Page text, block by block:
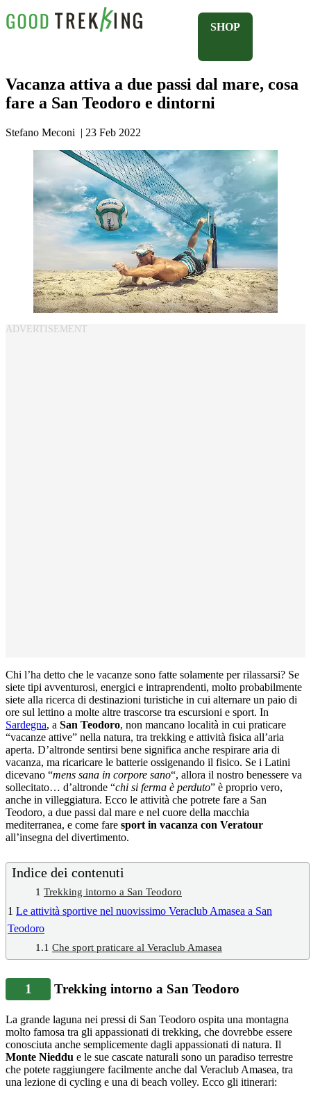
SHOP
Vacanza attiva a due passi dal mare, cosa
fare a San Teodoro e dintorni
Stefano Meconi | 23 Feb 2022
Chi l’ha detto che le vacanze sono fatte solamente per rilassarsi? Se
siete tipi avventurosi, energici e intraprendenti, molto probabilmente
siete alla ricerca di destinazioni turistiche in cui alternare un paio di
ore sul lettino a molte altre trascorse tra escursioni e sport. In
Sardegna, a San Teodoro, non mancano località in cui praticare
“vacanze attive” nella natura, tra trekking e attività fisica all’aria
aperta. D’altronde sentirsi bene significa anche respirare aria di
vacanza, ma ricaricare le batterie ossigenando il fisico. Se i Latini
dicevano “mens sana in corpore sano“, allora il nostro benessere va
sollecitato… d’altronde “chi si ferma è perduto” è proprio vero,
anche in villeggiatura. Ecco le attività che potrete fare a San
Teodoro, a due passi dal mare e nel cuore della macchia
mediterranea, e come fare sport in vacanza con Veratour
all’insegna del divertimento.
Indice dei contenuti
1 Trekking intorno a San Teodoro
1 Le attività sportive nel nuovissimo Veraclub Amasea a San
Teodoro
1.1 Che sport praticare al Veraclub Amasea
1 Trekking intorno a San Teodoro
La grande laguna nei pressi di San Teodoro ospita una montagna
molto famosa tra gli appassionati di trekking, che dovrebbe essere
conosciuta anche semplicemente dagli appassionati di natura. Il
Monte Nieddu e le sue cascate naturali sono un paradiso terrestre
che potete raggiungere facilmente anche dal Veraclub Amasea, tra
una lezione di cycling e una di beach volley. Ecco gli itinerari: